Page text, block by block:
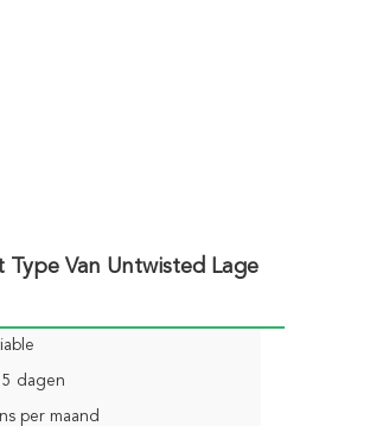
Type Van Untwisted Lage
dagen
per maand